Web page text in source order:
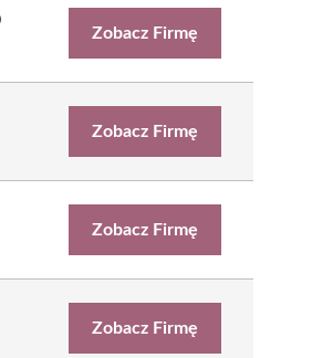
Zobacz Firmę
Zobacz Firmę
Zobacz Firmę
Zobacz Firmę